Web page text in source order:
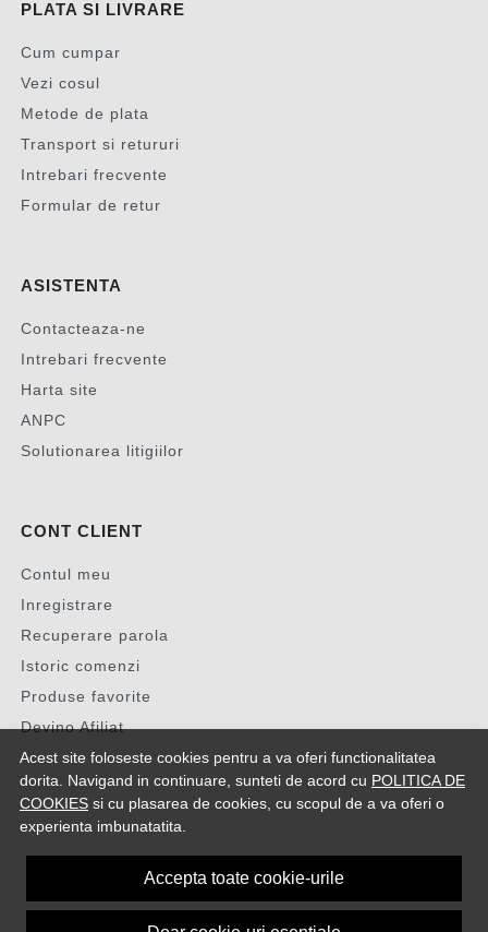
Acest site foloseste cookies pentru a va oferi functionalitatea
dorita. Navigand in continuare, sunteti de acord cu POLITICA DE
COOKIES si cu plasarea de cookies, cu scopul de a va oferi o
experienta imbunatatita.
Accepta toate cookie-urile
PLATA SI LIVRARE
Cum cumpar
Vezi cosul
Metode de plata
Transport si retururi
Intrebari frecvente
Formular de retur
ASISTENTA
Contacteaza-ne
Intrebari frecvente
Harta site
ANPC
Solutionarea litigiilor
CONT CLIENT
Contul meu
Inregistrare
Recuperare parola
Istoric comenzi
Produse favorite
Devino Afiliat